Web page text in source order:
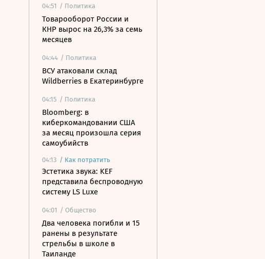
04:51 / Политика
Товарооборот России и
КНР вырос на 26,3% за семь
месяцев
04:44 / Политика
ВСУ атаковали склад
Wildberries в Екатеринбурге
04:15 / Политика
Bloomberg: в
киберкомандовании США
за месяц произошла серия
самоубийств
04:13 / Как потратить
Эстетика звука: KEF
представила беспроводную
систему LS Luxe
04:01 / Общество
Два человека погибли и 15
ранены в результате
стрельбы в школе в
Таиланде